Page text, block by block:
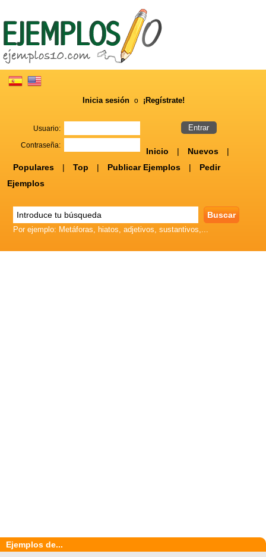
Inicia sesión o ¡Regístrate!
Usuario:
Contraseña:
Inicio | Nuevos
|
Populares
| Top | Publicar Ejemplos |
Pedir
Ejemplos
Por ejemplo: Metáforas, hiatos, adjetivos, sustantivos,...
Ejemplos de...